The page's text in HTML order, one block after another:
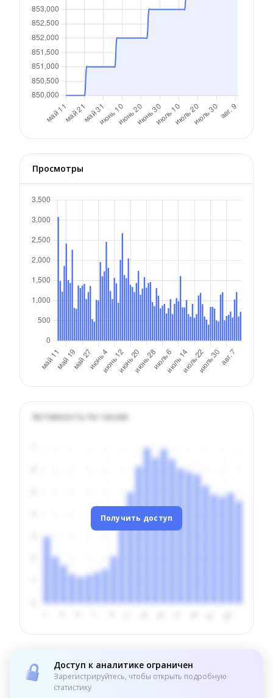
Просмотры
Активность по часам
Получить доступ
Доступ к аналитике ограничен
Зарегистрируйтесь, чтобы открыть подробную
статистику